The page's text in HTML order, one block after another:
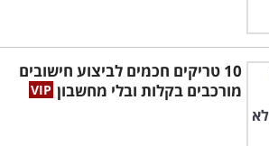
10 טריקים חכמים לביצוע חישובים
מורכבים בקלות ובלי מחשבון